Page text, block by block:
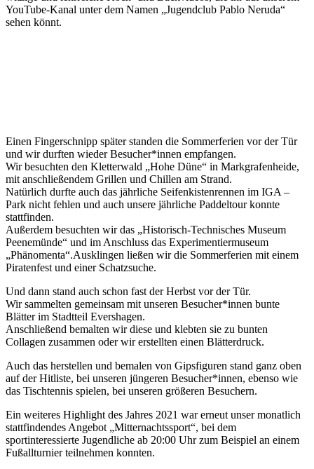
YouTube-Kanal unter dem Namen „Jugendclub Pablo Neruda“
sehen könnt.
Einen Fingerschnipp später standen die Sommerferien vor der Tür
und wir durften wieder Besucher*innen empfangen.
Wir besuchten den Kletterwald „Hohe Düne“ in Markgrafenheide,
mit anschließendem Grillen und Chillen am Strand.
Natürlich durfte auch das jährliche Seifenkistenrennen im IGA –
Park nicht fehlen und auch unsere jährliche Paddeltour konnte
stattfinden.
Außerdem besuchten wir das „Historisch-Technisches Museum
Peenemünde“ und im Anschluss das Experimentiermuseum
„Phänomenta“.Ausklingen ließen wir die Sommerferien mit einem
Piratenfest und einer Schatzsuche.
Und dann stand auch schon fast der Herbst vor der Tür.
Wir sammelten gemeinsam mit unseren Besucher*innen bunte
Blätter im Stadtteil Evershagen.
Anschließend bemalten wir diese und klebten sie zu bunten
Collagen zusammen oder wir erstellten einen Blätterdruck.
Auch das herstellen und bemalen von Gipsfiguren stand ganz oben
auf der Hitliste, bei unseren jüngeren Besucher*innen, ebenso wie
das Tischtennis spielen, bei unseren größeren Besuchern.
Ein weiteres Highlight des Jahres 2021 war erneut unser monatlich
stattfindendes Angebot „Mitternachtssport“, bei dem
sportinteressierte Jugendliche ab 20:00 Uhr zum Beispiel an einem
Fußallturnier teilnehmen konnten.